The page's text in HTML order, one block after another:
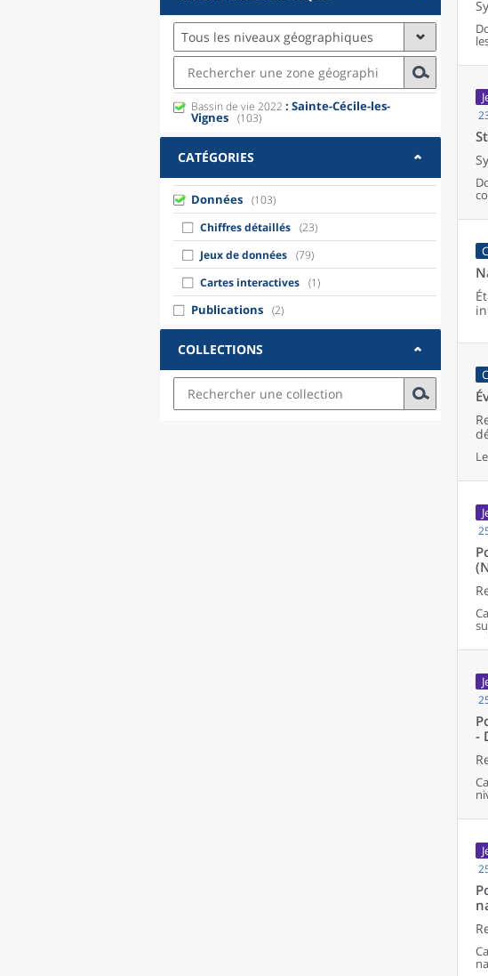
Tous les niveaux géographiques
Bassin de vie 2022 : Sainte-Cécile-les-
Vignes (103)
CATÉGORIES
Données (103)
Chiffres détaillés (23)
Jeux de données (79)
Cartes interactives (1)
Publications (2)
COLLECTIONS
-